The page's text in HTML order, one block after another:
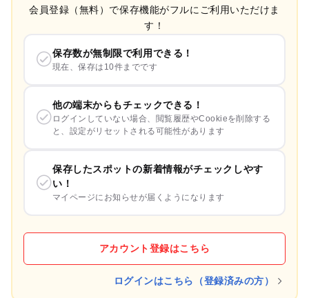
会員登録（無料）で保存機能がフルにご利用いただけま
す！
保存数が無制限で利用できる！
現在、保存は10件までです
他の端末からもチェックできる！
ログインしていない場合、閲覧履歴やCookieを削除する
と、設定がリセットされる可能性があります
保存したスポットの新着情報がチェックしやす
い！
マイページにお知らせが届くようになります
アカウント登録はこちら
ログインはこちら（登録済みの方）